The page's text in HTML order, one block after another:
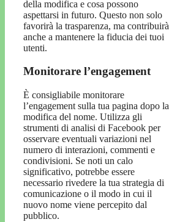
della modifica e cosa possono
aspettarsi in futuro. Questo non solo
favorirà la trasparenza, ma contribuirà
anche a mantenere la fiducia dei tuoi
utenti.
Monitorare l’engagement
È consigliabile monitorare
l’engagement sulla tua pagina dopo la
modifica del nome. Utilizza gli
strumenti di analisi di Facebook per
osservare eventuali variazioni nel
numero di interazioni, commenti e
condivisioni. Se noti un calo
significativo, potrebbe essere
necessario rivedere la tua strategia di
comunicazione o il modo in cui il
nuovo nome viene percepito dal
pubblico.